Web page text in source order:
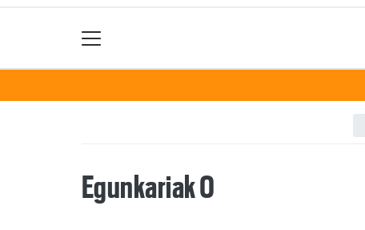
Egunkariak 0